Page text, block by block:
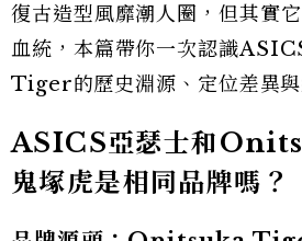
復古造型風靡潮人圈，但其實
血統，本篇帶你一次認識
Tiger的歷史淵源、定位差異與
ASICS亞瑟士和
鬼塚虎是相同品牌嗎？